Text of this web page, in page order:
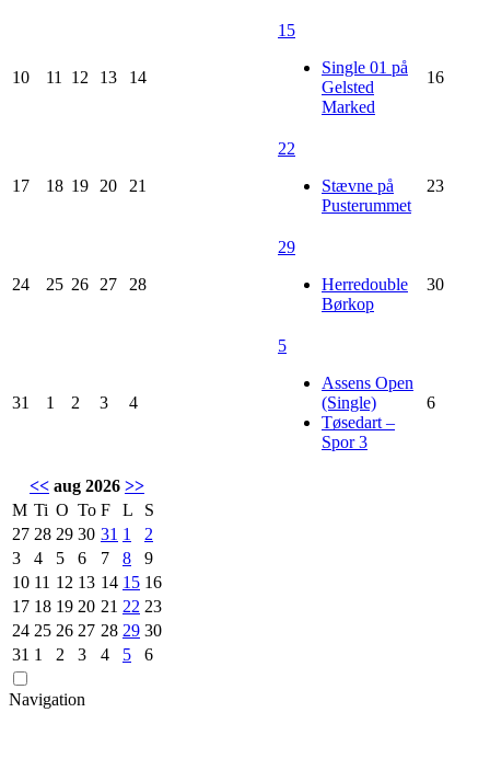
10 11 12 13 14
15
Single 01 på
Gelsted
Marked
16
17 18 19 20 21
22
Stævne på
Pusterummet
23
24 25 26 27 28
29
Herredouble
Børkop
30
31 1 2 3 4
5
Assens Open
(Single)
Tøsedart –
Spor 3
6
<< aug 2026 >>
M Ti O To F L
S
27 28 29 30 31 1
2
3
4 5 6 7 8
9
10 11 12 13 14 15 16
17 18 19 20 21 22 23
24 25 26 27 28 29 30
31 1 2 3 4 5 6
Navigation